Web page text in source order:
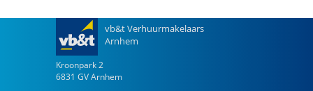
vb&t Verhuurmakelaars
Arnhem
Kroonpark 2
6831 GV Arnhem